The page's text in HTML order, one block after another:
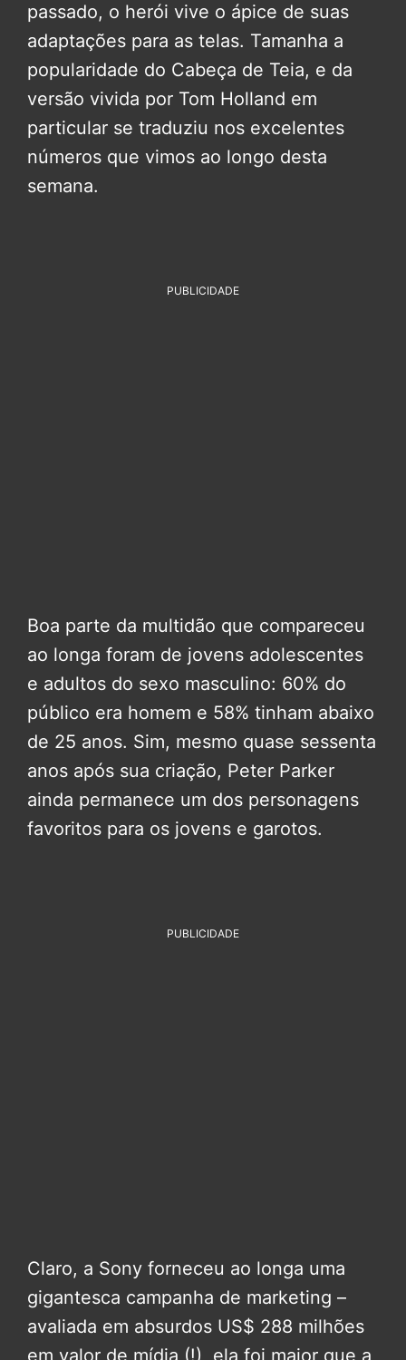
passado, o herói vive o ápice de suas
adaptações para as telas. Tamanha a
popularidade do Cabeça de Teia, e da
versão vivida por Tom Holland em
particular se traduziu nos excelentes
números que vimos ao longo desta
semana.
PUBLICIDADE
Boa parte da multidão que compareceu
ao longa foram de jovens adolescentes
e adultos do sexo masculino: 60% do
público era homem e 58% tinham abaixo
de 25 anos. Sim, mesmo quase sessenta
anos após sua criação, Peter Parker
ainda permanece um dos personagens
favoritos para os jovens e garotos.
PUBLICIDADE
Claro, a Sony forneceu ao longa uma
gigantesca campanha de marketing –
avaliada em absurdos US$ 288 milhões
em valor de mídia (!), ela foi maior que a